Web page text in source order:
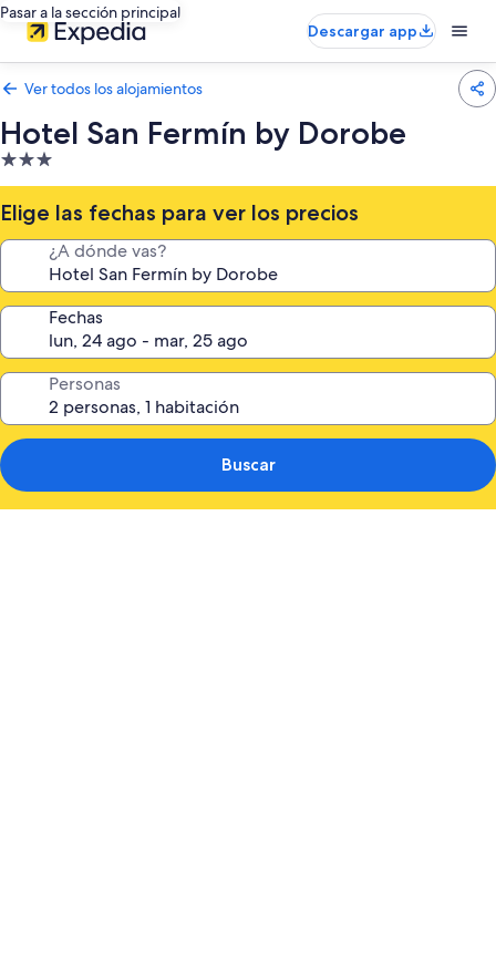
Pasar a la sección principal
Descargar app
Ver todos los alojamientos
Hotel San Fermín by Dorobe
Alojamiento
de
3.0 estrellas
Elige las fechas para ver los precios
¿A dónde vas?
Fechas
Personas
Buscar